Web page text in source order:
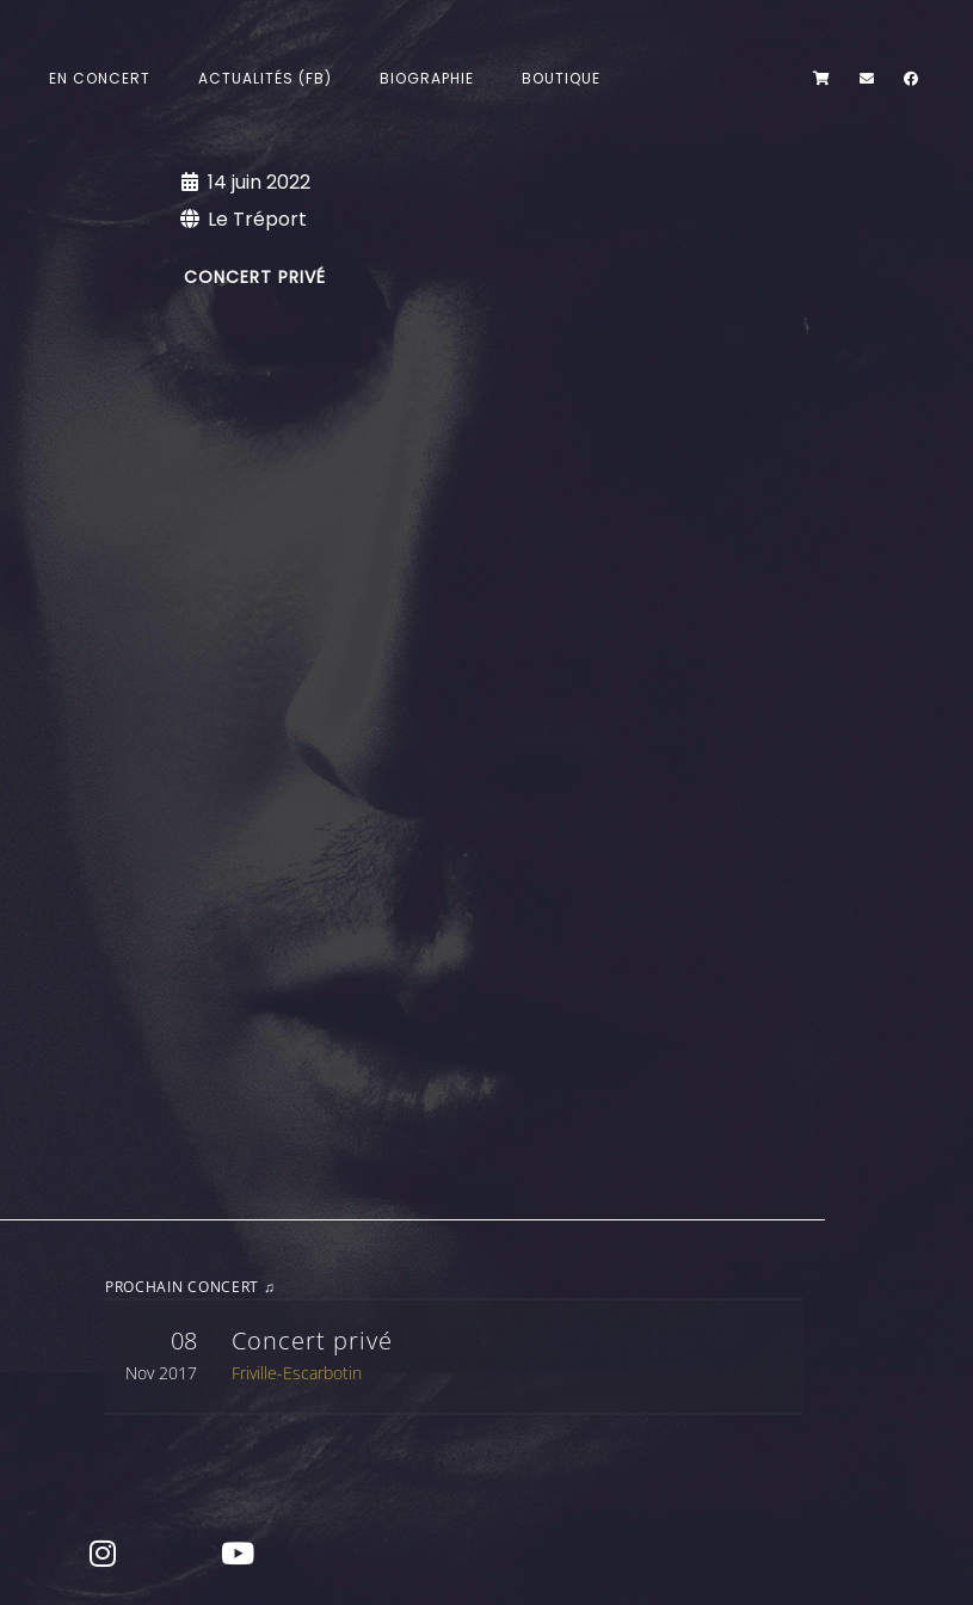
EN CONCERT ACTUALITÉS (FB) BIOGRAPHIE BOUTIQUE
14 juin 2022
Le Tréport
CONCERT PRIVÉ
PROCHAIN CONCERT ♫
08
Nov 2017
Concert privé
Friville-Escarbotin